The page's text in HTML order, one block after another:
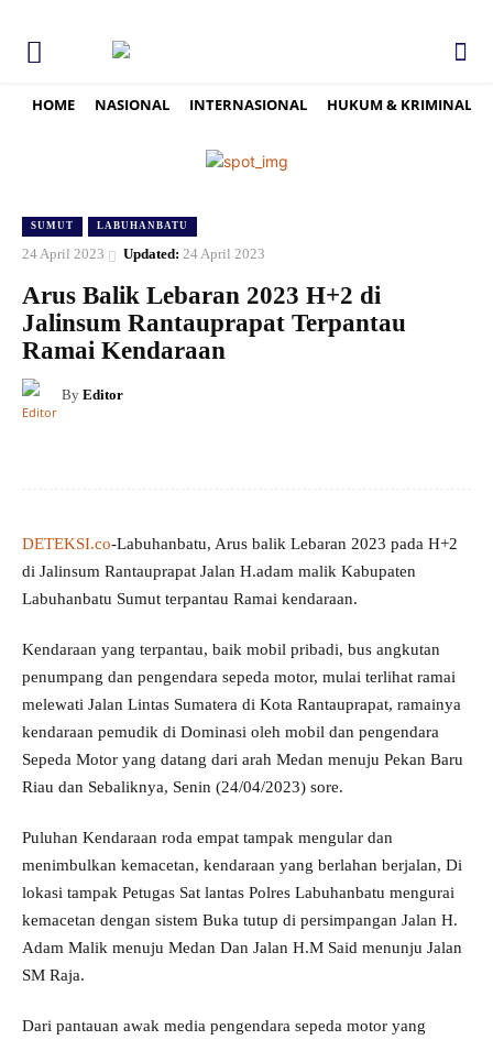
HOME NASIONAL INTERNASIONAL HUKUM & KRIMINAL
SUMUT LABUHANBATU
24 April 2023 Updated: 24 April 2023
Arus Balik Lebaran 2023 H+2 di
Jalinsum Rantauprapat Terpantau
Ramai Kendaraan
By Editor
DETEKSI.co-Labuhanbatu, Arus balik Lebaran 2023 pada H+2
di Jalinsum Rantauprapat Jalan H.adam malik Kabupaten
Labuhanbatu Sumut terpantau Ramai kendaraan.
Kendaraan yang terpantau, baik mobil pribadi, bus angkutan
penumpang dan pengendara sepeda motor, mulai terlihat ramai
melewati Jalan Lintas Sumatera di Kota Rantauprapat, ramainya
kendaraan pemudik di Dominasi oleh mobil dan pengendara
Sepeda Motor yang datang dari arah Medan menuju Pekan Baru
Riau dan Sebaliknya, Senin (24/04/2023) sore.
Puluhan Kendaraan roda empat tampak mengular dan
menimbulkan kemacetan, kendaraan yang berlahan berjalan, Di
lokasi tampak Petugas Sat lantas Polres Labuhanbatu mengurai
kemacetan dengan sistem Buka tutup di persimpangan Jalan H.
Adam Malik menuju Medan Dan Jalan H.M Said menunju Jalan
SM Raja.
Dari pantauan awak media pengendara sepeda motor yang